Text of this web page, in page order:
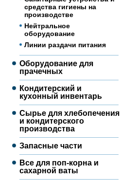
средства гигиены на
производстве
Нейтральное
оборудование
Линии раздачи питания
Оборудование для
прачечных
Кондитерский и
кухонный инвентарь
Сырье для хлебопечения
и кондитерского
производства
Запасные части
Все для поп-корна и
сахарной ваты